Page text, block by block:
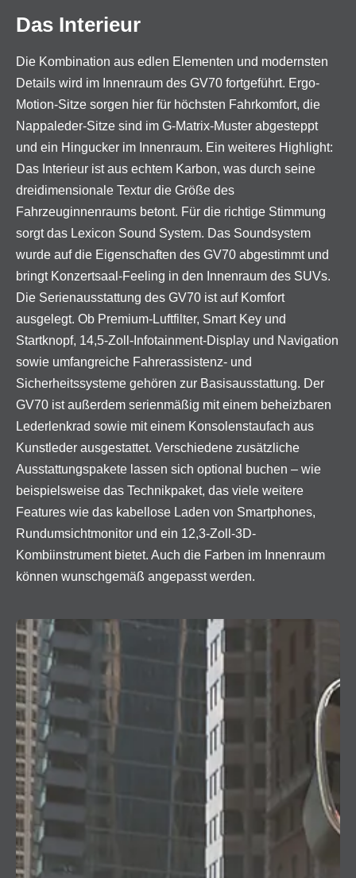
Das Interieur
Die Kombination aus edlen Elementen und modernsten
Details wird im Innenraum des GV70 fortgeführt. Ergo-
Motion-Sitze sorgen hier für höchsten Fahrkomfort, die
Nappaleder-Sitze sind im G-Matrix-Muster abgesteppt
und ein Hingucker im Innenraum. Ein weiteres Highlight:
Das Interieur ist aus echtem Karbon, was durch seine
dreidimensionale Textur die Größe des
Fahrzeuginnenraums betont. Für die richtige Stimmung
sorgt das Lexicon Sound System. Das Soundsystem
wurde auf die Eigenschaften des GV70 abgestimmt und
bringt Konzertsaal-Feeling in den Innenraum des SUVs.
Die Serienausstattung des GV70 ist auf Komfort
ausgelegt. Ob Premium-Luftfilter, Smart Key und
Startknopf, 14,5-Zoll-Infotainment-Display und Navigation
sowie umfangreiche Fahrerassistenz- und
Sicherheitssysteme gehören zur Basisausstattung. Der
GV70 ist außerdem serienmäßig mit einem beheizbaren
Lederlenkrad sowie mit einem Konsolenstaufach aus
Kunstleder ausgestattet. Verschiedene zusätzliche
Ausstattungspakete lassen sich optional buchen – wie
beispielsweise das Technikpaket, das viele weitere
Features wie das kabellose Laden von Smartphones,
Rundumsichtmonitor und ein 12,3-Zoll-3D-
Kombiinstrument bietet. Auch die Farben im Innenraum
können wunschgemäß angepasst werden.